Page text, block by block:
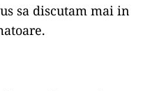
sa discutam mai in